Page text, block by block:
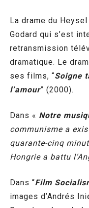
La drame du
Godard qui s’est
retransmission
dramatique. Le
ses films, “Soigne
l’amour” (2000).
Dans « Notre
communisme a
quarante-cinq
Hongrie a battu
Dans “Film
images d’Andrés